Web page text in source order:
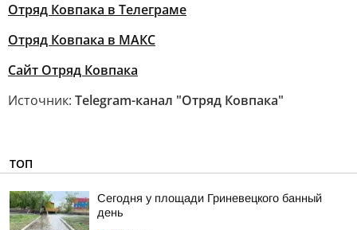
Отряд Ковпака в Телеграме
Отряд Ковпака в МАКС
Сайт Отряд Ковпака
Источник: Telegram-канал "Отряд Ковпака"
ТОП
Сегодня у площади Гриневецкого банный
день